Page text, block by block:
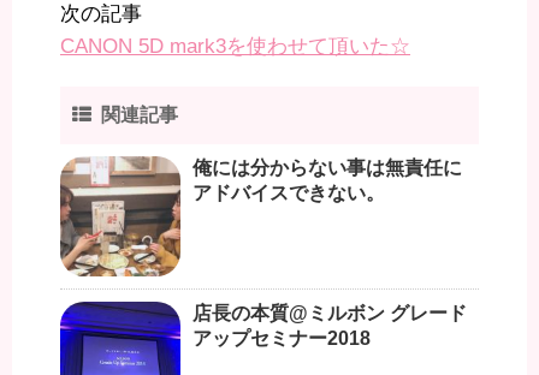
次の記事
CANON 5D mark3を使わせて頂いた☆
関連記事
俺には分からない事は無責任に
アドバイスできない。
店長の本質@ミルボン グレード
アップセミナー2018